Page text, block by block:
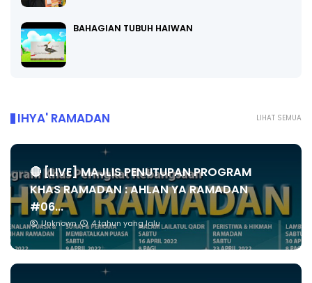
BAHAGIAN TUBUH HAIWAN
LIHAT SEMUA
IHYA' RAMADAN
🔴 [LIVE] MAJLIS PENUTUPAN PROGRAM
KHAS RAMADAN : AHLAN YA RAMADAN
#06...
Unknown 4 tahun yang lalu